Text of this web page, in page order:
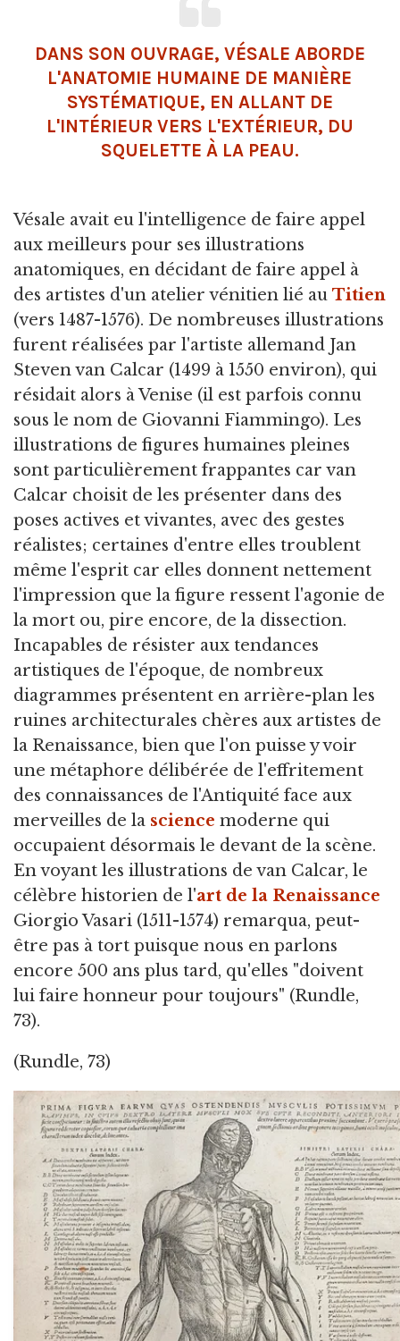
DANS SON OUVRAGE, VÉSALE ABORDE
L'ANATOMIE HUMAINE DE MANIÈRE
SYSTÉMATIQUE, EN ALLANT DE
L'INTÉRIEUR VERS L'EXTÉRIEUR, DU
SQUELETTE À LA PEAU.
Vésale avait eu l'intelligence de faire appel
aux meilleurs pour ses illustrations
anatomiques, en décidant de faire appel à
des artistes d'un atelier vénitien lié au Titien
(vers 1487-1576). De nombreuses illustrations
furent réalisées par l'artiste allemand Jan
Steven van Calcar (1499 à 1550 environ), qui
résidait alors à Venise (il est parfois connu
sous le nom de Giovanni Fiammingo). Les
illustrations de figures humaines pleines
sont particulièrement frappantes car van
Calcar choisit de les présenter dans des
poses actives et vivantes, avec des gestes
réalistes; certaines d'entre elles troublent
même l'esprit car elles donnent nettement
l'impression que la figure ressent l'agonie de
la mort ou, pire encore, de la dissection.
Incapables de résister aux tendances
artistiques de l'époque, de nombreux
diagrammes présentent en arrière-plan les
ruines architecturales chères aux artistes de
la Renaissance, bien que l'on puisse y voir
une métaphore délibérée de l'effritement
des connaissances de l'Antiquité face aux
merveilles de la science moderne qui
occupaient désormais le devant de la scène.
En voyant les illustrations de van Calcar, le
célèbre historien de l'art de la Renaissance
Giorgio Vasari (1511-1574) remarqua, peut-
être pas à tort puisque nous en parlons
encore 500 ans plus tard, qu'elles "doivent
lui faire honneur pour toujours" (Rundle,
73).
(Rundle, 73)